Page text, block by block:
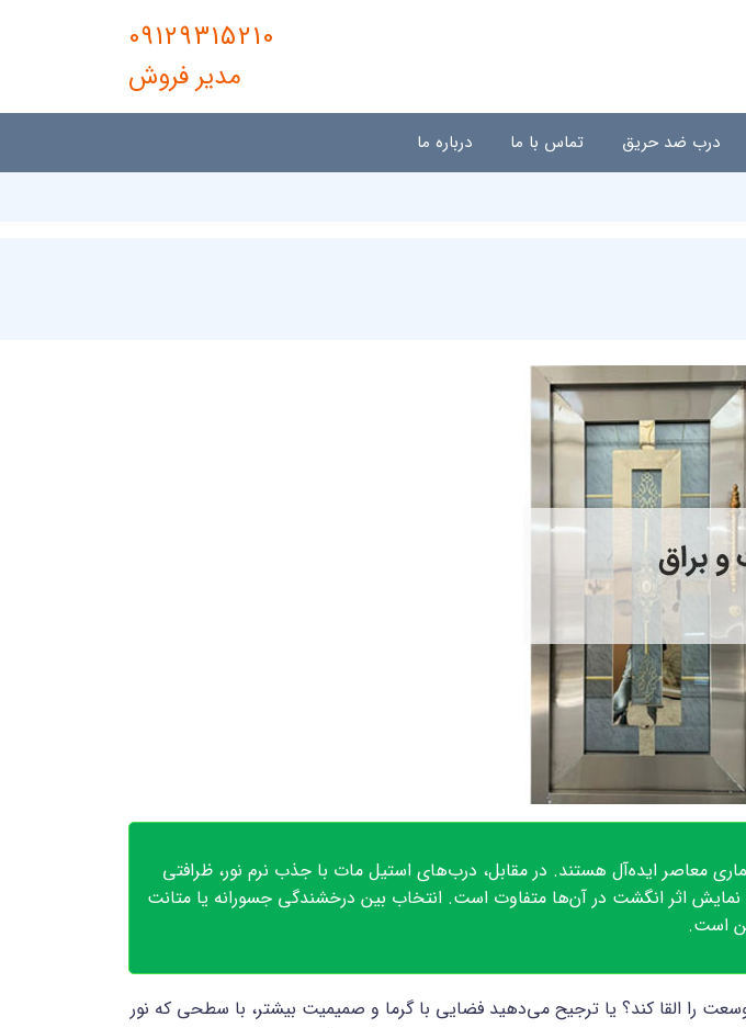
09129315210
مدیر فروش
درب ضد حریق تماس با ما درباره ما
معاصر ایده‌آل هستند. در مقابل، درب‌های استیل مات با جذب نرم نور، ظرافتی
نمایش اثر انگشت در آن‌ها متفاوت است. انتخاب بین درخشندگی جسورانه یا متانت
است.
را القا کند؟ یا ترجیح می‌دهید فضایی با گرما و صمیمیت بیشتر، با سطحی که نور